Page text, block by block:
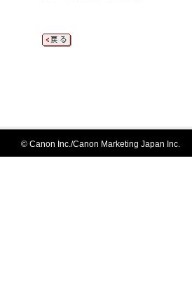
© Canon Inc./Canon Marketing Japan Inc.